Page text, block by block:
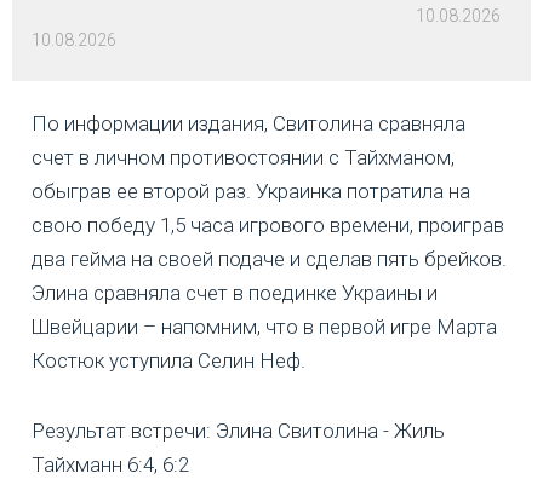
10.08.2026
10.08.2026
По информации издания, Свитолина сравняла
счет в личном противостоянии с Тайхманом,
обыграв ее второй раз. Украинка потратила на
свою победу 1,5 часа игрового времени, проиграв
два гейма на своей подаче и сделав пять брейков.
Элина сравняла счет в поединке Украины и
Швейцарии – напомним, что в первой игре Марта
Костюк уступила Селин Неф.
Результат встречи: Элина Свитолина - Жиль
Тайхманн 6:4, 6:2